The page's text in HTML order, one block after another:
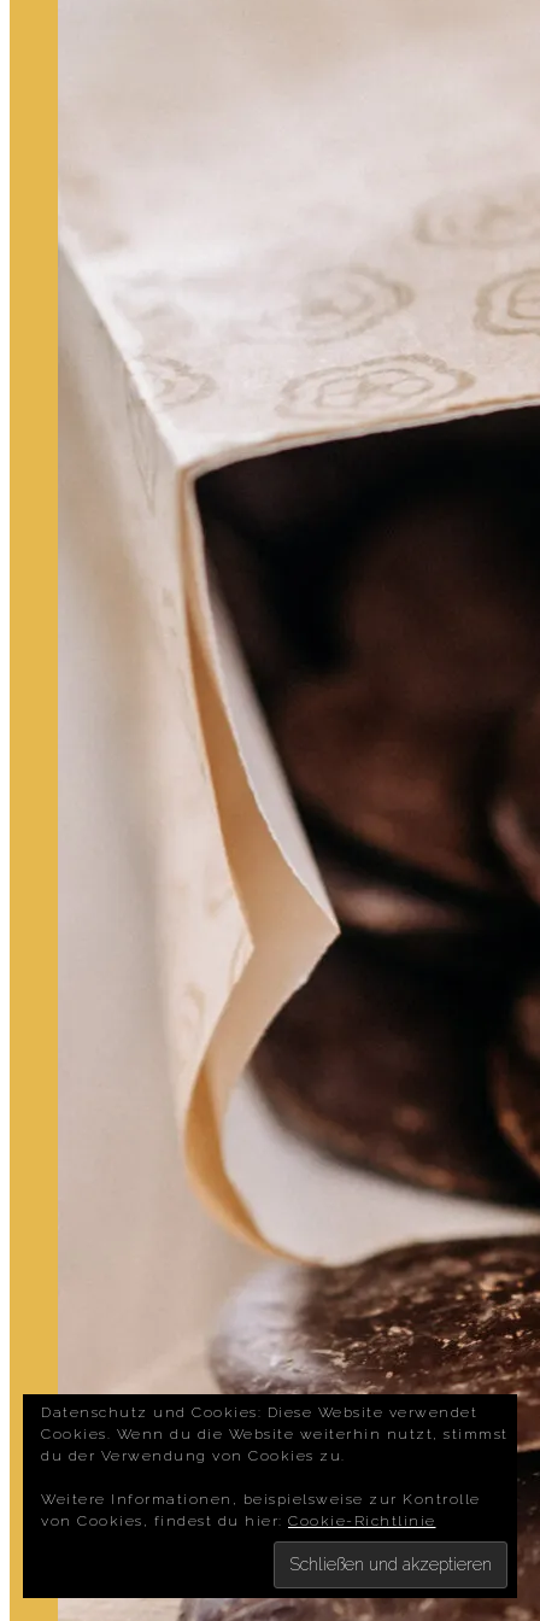
Datenschutz und Cookies: Diese Website verwendet
Cookies. Wenn du die Website weiterhin nutzt, stimmst
du der Verwendung von Cookies zu.
Weitere Informationen, beispielsweise zur Kontrolle
von Cookies, findest du hier: Cookie-Richtlinie